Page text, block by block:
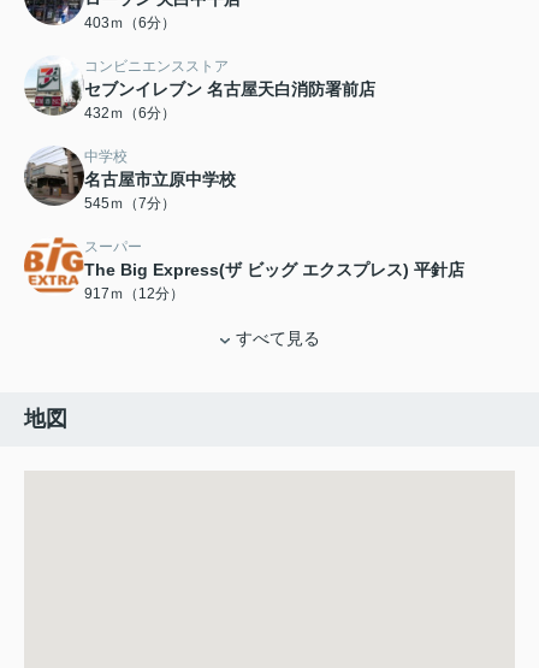
403ｍ（6分）
コンビニエンスストア
セブンイレブン 名古屋天白消防署前店
432ｍ（6分）
中学校
名古屋市立原中学校
545ｍ（7分）
スーパー
The Big Express(ザ ビッグ エクスプレス) 平針店
917ｍ（12分）
すべて見る
地図